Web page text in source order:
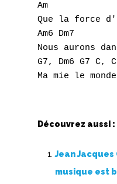
Am
Que la force
Am6 Dm7
Nous aurons
G7, Dm6 G7 C,
Découvrez aussi :
Jean Jacques
musique est